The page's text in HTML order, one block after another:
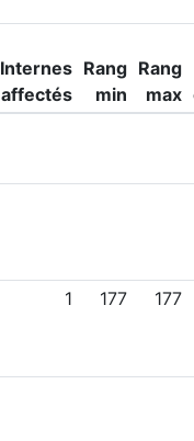
Internes
affectés
Rang
min
Rang
max
1 177 177